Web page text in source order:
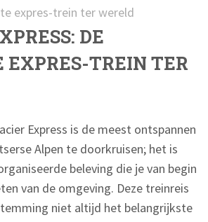
expres-trein ter wereld
DE
EXPRES-TREIN TER
Express is de meest ontspannen
Alpen te doorkruisen; het is
beleving die je van begin
van de omgeving. Deze treinreis
niet altijd het belangrijkste